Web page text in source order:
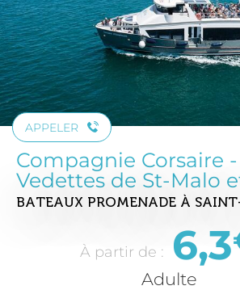
APPELER
Compagnie Corsaire
Vedettes de St-Malo
BATEAUX PROMENADE À
À partir de : 6,3
Adulte